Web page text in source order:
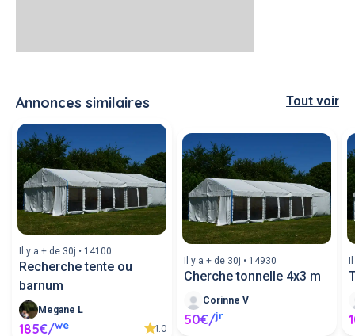
Annonces similaires Tout voir
Il y a + de 30j • 14100
Recherche tente ou
barnum
Megane L
185€/we 1.0
Il y a + de 30j • 14930
Cherche tonnelle 4x3 m
Corinne V
50€/jr
Il